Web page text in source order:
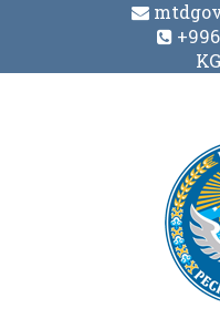
+996
KG